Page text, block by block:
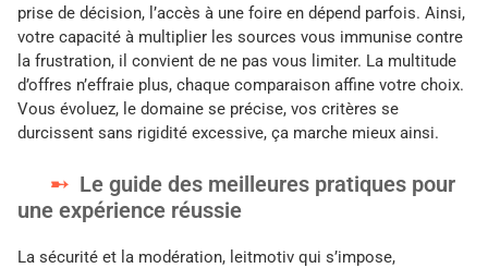
prise de décision, l’accès à une foire en dépend parfois. Ainsi,
votre capacité à multiplier les sources vous immunise contre
la frustration, il convient de ne pas vous limiter. La multitude
d’offres n’effraie plus, chaque comparaison affine votre choix.
Vous évoluez, le domaine se précise, vos critères se
durcissent sans rigidité excessive, ça marche mieux ainsi.
Le guide des meilleures pratiques pour
une expérience réussie
La sécurité et la modération, leitmotiv qui s’impose,